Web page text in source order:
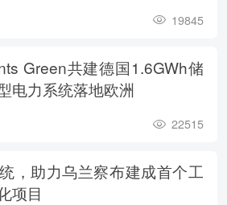
19845
Green共建德国1.6GWh储
电力系统落地欧洲
22515
，助力乌兰察布建成首个工
项目